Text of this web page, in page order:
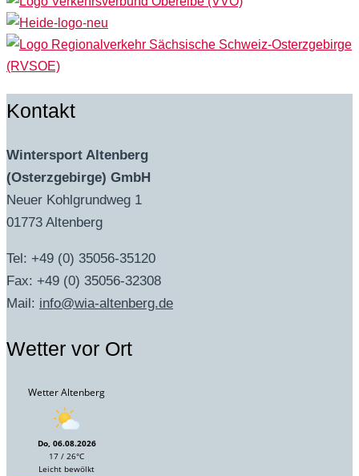
Kontakt
Wintersport Altenberg
(Osterzgebirge) GmbH
Neuer Kohlgrundweg 1
01773 Altenberg
Tel: +49 (0) 35056-35120
Fax: +49 (0) 35056-32308
Mail: info@wia-altenberg.de
Wetter vor Ort
Wetter Altenberg
Do, 06.08.2026
17 / 26°C
Leicht bewölkt